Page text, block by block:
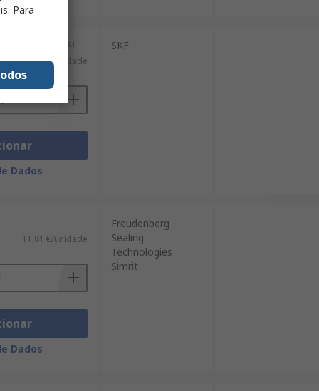
de 10 unidades)
2,169 €/unidade
Dados
SKF -
11,81 €/unidade
Dados
Freudenberg
Sealing
Technologies
Simrit
-
Para